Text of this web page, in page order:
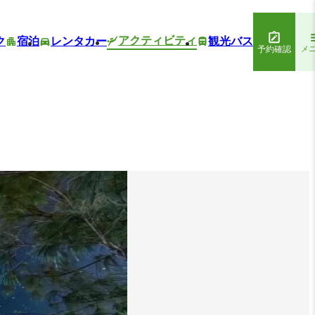
宿泊 レンタカー アクティビティ 観光バス
予約確認 メ